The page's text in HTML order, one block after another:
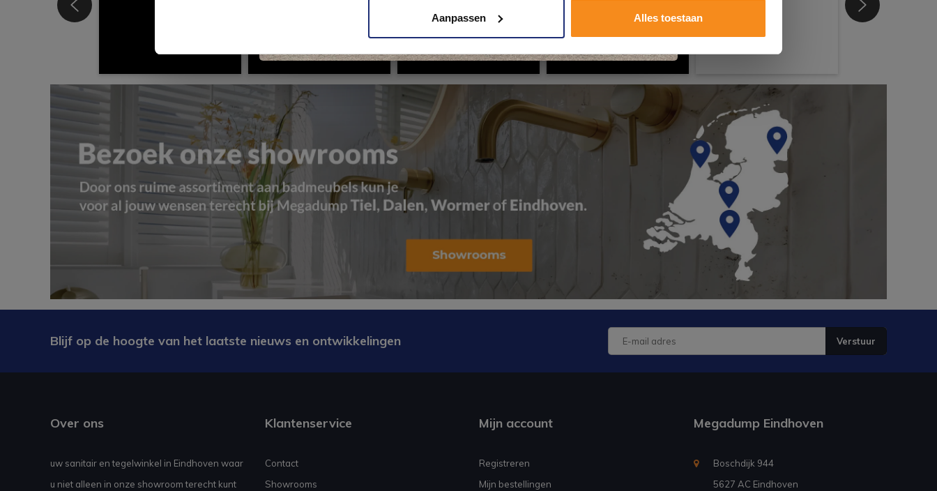
Aanpassen Alles toestaan
Blijf op de hoogte van het laatste nieuws en ontwikkelingen Verstuur
Over ons
uw sanitair en tegelwinkel in Eindhoven waar
u niet alleen in onze showroom terecht kunt
Klantenservice
Contact
Showrooms
Mijn account
Registreren
Mijn bestellingen
Megadump Eindhoven
Boschdijk 944
5627 AC Eindhoven
Kom langs en ervaar zelf het verschil!